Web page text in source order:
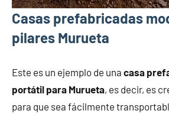
Casas prefabricadas
pilares Murueta
Este es un ejemplo de una casa
portátil para Murueta, es decir, es
para que sea fácilmente